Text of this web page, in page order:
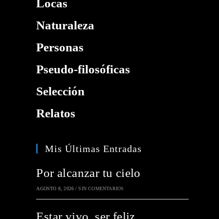
Locas
Naturaleza
Personas
Pseudo-filosóficas
Selección
Relatos
Mis Últimas Entradas
Por alcanzar tu cielo
AGOSTO 8, 2026 / SIN COMENTARIOS
Estar vivo, ser feliz